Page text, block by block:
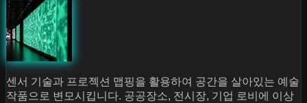
센서 기술과 프로젝션 맵핑을 활용하여 공간을 살아있는 예술
작품으로 변모시킵니다. 공공장소, 전시장, 기업 로비에 이상